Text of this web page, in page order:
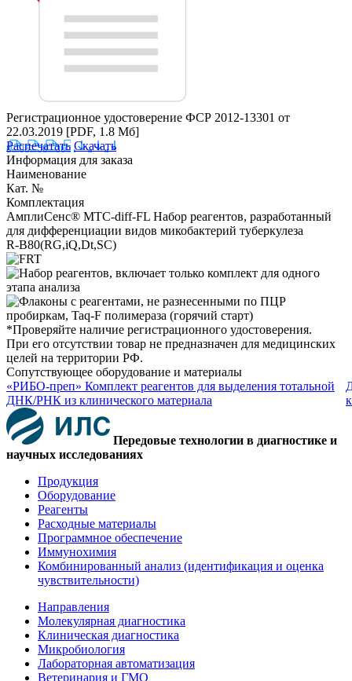
Регистрационное удостоверение ФСР 2012-13301 от
22.03.2019 [PDF, 1.8 Мб]
Распечатать Скачать
Информация для заказа
Наименование
Кат. №
Комплектация
АмплиСенс® MTC-diff-FL Набор реагентов, разработанный
для дифференциации видов микобактерий туберкулеза
R-B80(RG,iQ,Dt,SC)
*Проверяйте наличие регистрационного удостоверения.
При его отсутствии товар не предназначен для медицинских
целей на территории РФ.
Сопутствующее оборудование и материалы
«РИБО-преп» Комплект реагентов для выделения тотальной
ДНК/РНК из клинического материала
Передовые технологии в диагностике и
научных исследованиях
Продукция
Оборудование
Реагенты
Расходные материалы
Программное обеспечение
Иммунохимия
Комбинированный анализ (идентификация и оценка
чувствительности)
Направления
Молекулярная диагностика
Клиническая диагностика
Микробиология
Лабораторная автоматизация
Ветеринария и ГМО